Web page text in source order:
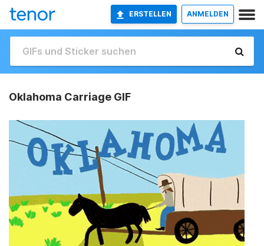
ERSTELLEN ANMELDEN
Oklahoma Carriage GIF